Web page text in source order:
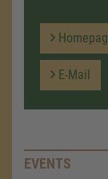
E-Mail
EVENTS